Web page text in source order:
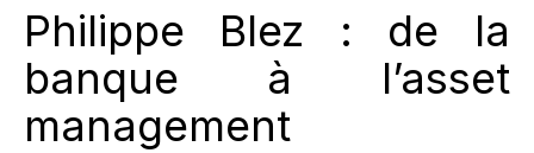
Philippe Blez : de la
banque à l’asset
management